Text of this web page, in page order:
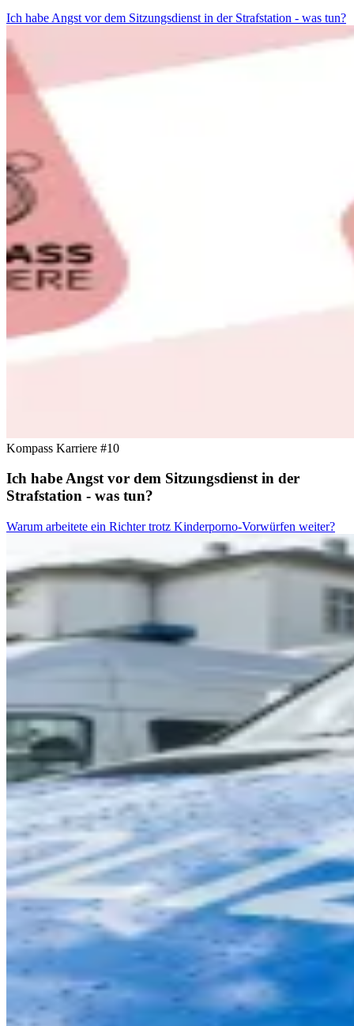
Ich habe Angst vor dem Sitzungsdienst in der Strafstation - was tun?
Kompass Karriere #10
Ich habe Angst vor dem Sitzungsdienst in der
Strafstation - was tun?
Warum arbeitete ein Richter trotz Kinderporno-Vorwürfen weiter?